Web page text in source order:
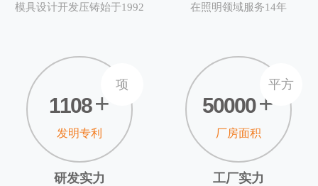
模具设计开发压铸始于1992 在照明领域服务14年
1108+
项
发明专利
研发实力
50000+
平方
厂房面积
工厂实力